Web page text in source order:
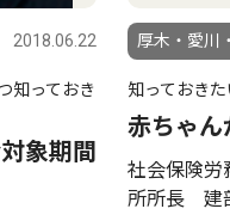
2018.06.22
知っておき
象期間
厚木・愛川
知っておき
赤ちゃん
社会保険
所所長